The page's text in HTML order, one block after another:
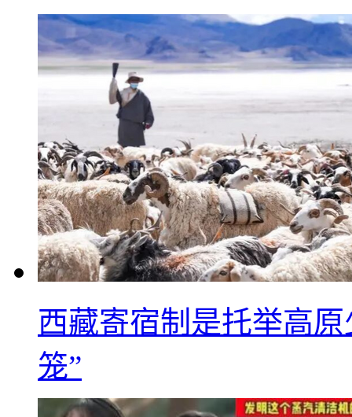
西藏寄宿制是托举高
笼”